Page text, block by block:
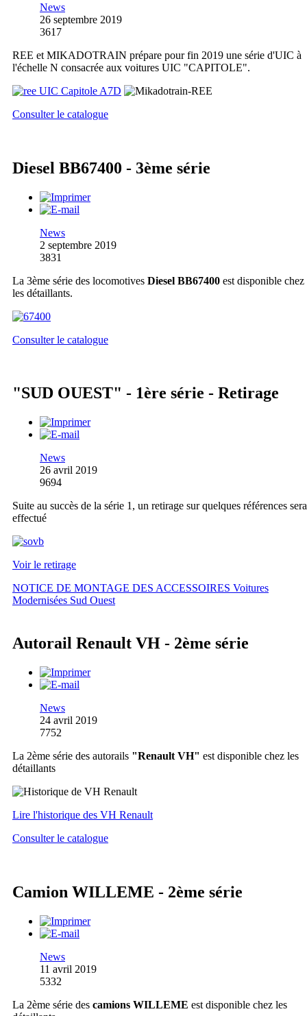
News
26 septembre 2019
3617
REE et MIKADOTRAIN prépare pour fin 2019 une série d'UIC à
l'échelle N consacrée aux voitures UIC "CAPITOLE".
Consulter le catalogue
Diesel BB67400 - 3ème série
News
2 septembre 2019
3831
La 3ème série des locomotives Diesel BB67400 est disponible chez
les détaillants.
Consulter le catalogue
"SUD OUEST" - 1ère série - Retirage
News
26 avril 2019
9694
Suite au succès de la série 1, un retirage sur quelques références sera
effectué
Voir le retirage
NOTICE DE MONTAGE DES ACCESSOIRES Voitures
Modernisées Sud Ouest
Autorail Renault VH - 2ème série
News
24 avril 2019
7752
La 2ème série des autorails "Renault VH" est disponible chez les
détaillants
Lire l'historique des VH Renault
Consulter le catalogue
Camion WILLEME - 2ème série
News
11 avril 2019
5332
La 2ème série des camions WILLEME est disponible chez les